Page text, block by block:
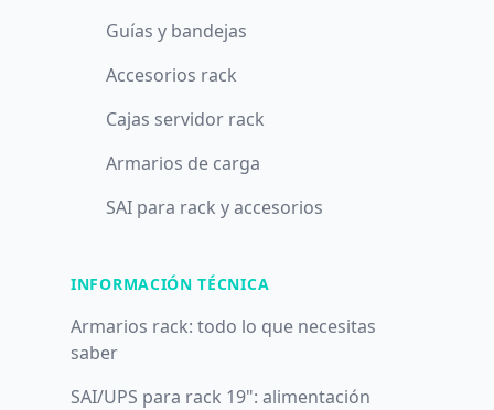
Guías y bandejas
Accesorios rack
Cajas servidor rack
Armarios de carga
SAI para rack y accesorios
INFORMACIÓN TÉCNICA
Armarios rack: todo lo que necesitas
saber
SAI/UPS para rack 19": alimentación